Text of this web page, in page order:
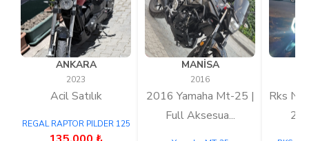
ANKARA
2023
Acil Satılık
REGAL RAPTOR PILDER 125
MANİSA
2016
2016 Yamaha Mt-25 |
Full Aksesua...
Rks